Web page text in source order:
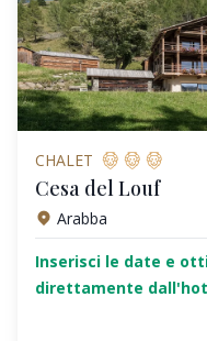
CHALET
Cesa del Louf
Arabba
Inserisci le date e
direttamente